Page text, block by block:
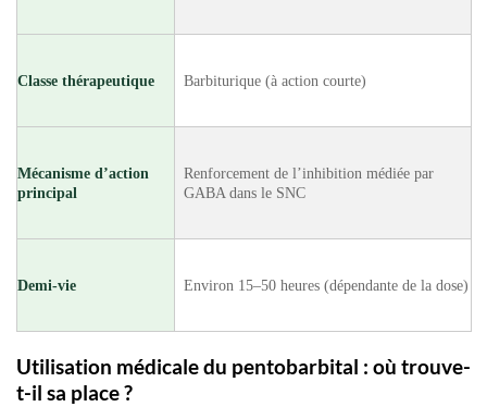
Classe thérapeutique Barbiturique (à action courte)
Mécanisme d’action
principal
Renforcement de l’inhibition médiée par
GABA dans le SNC
Demi-vie Environ 15–50 heures (dépendante de la dose)
Utilisation médicale du pentobarbital : où trouve-
t-il sa place ?